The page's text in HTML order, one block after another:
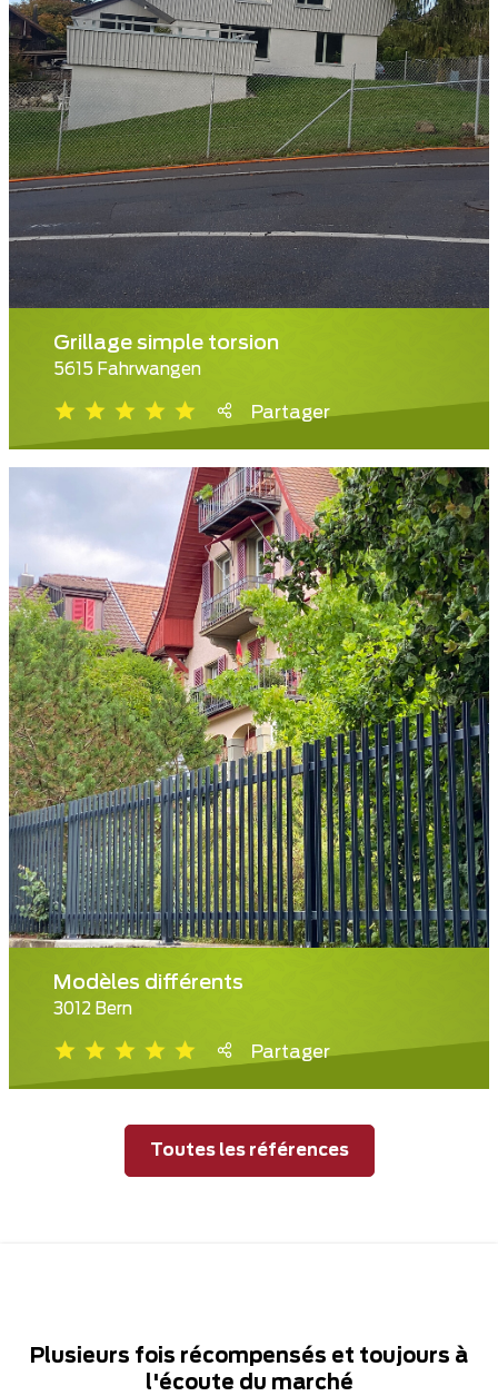
Grillage simple torsion
5615 Fahrwangen
Partager
Modèles différents
3012 Bern
Partager
Toutes les références
Plusieurs fois récompensés et toujours à
l'écoute du marché